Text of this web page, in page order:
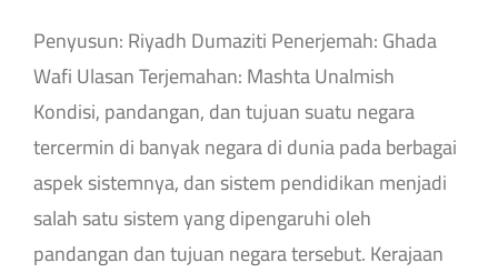
Penyusun: Riyadh Dumaziti Penerjemah: Ghada
Wafi Ulasan Terjemahan: Mashta Unalmish
Kondisi, pandangan, dan tujuan suatu negara
tercermin di banyak negara di dunia pada berbagai
aspek sistemnya, dan sistem pendidikan menjadi
salah satu sistem yang dipengaruhi oleh
pandangan dan tujuan negara tersebut. Kerajaan